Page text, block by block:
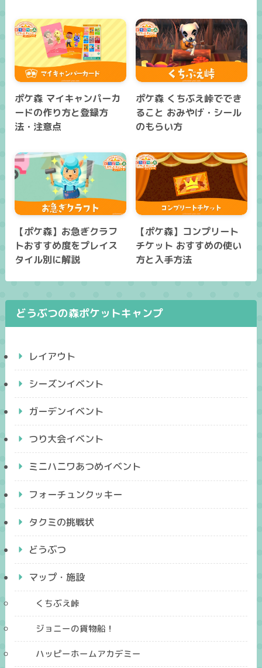
ポケ森 マイキャンパーカ
ードの作り方と登録方
法・注意点
ポケ森 くちぶえ峠ででき
ること おみやげ・シール
のもらい方
【ポケ森】お急ぎクラフ
トおすすめ度をプレイス
タイル別に解説
【ポケ森】コンプリート
チケット おすすめの使い
方と入手方法
どうぶつの森ポケットキャンプ
レイアウト
シーズンイベント
ガーデンイベント
つり大会イベント
ミニハニワあつめイベント
フォーチュンクッキー
タクミの挑戦状
どうぶつ
マップ・施設
くちぶえ峠
ジョニーの貨物船！
ハッピーホームアカデミー